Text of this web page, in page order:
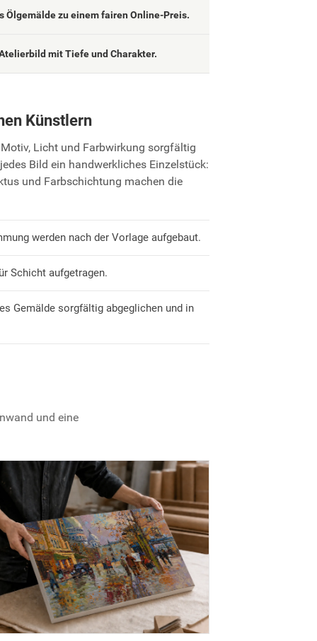
Ölgemälde zu einem fairen Online-Preis.
mit Tiefe und Charakter.
Künstlern
Licht und Farbwirkung sorgfältig
Bild ein handwerkliches Einzelstück:
und Farbschichtung machen die
werden nach der Vorlage aufgebaut.
Schicht aufgetragen.
Gemälde sorgfältig abgeglichen und in
und eine